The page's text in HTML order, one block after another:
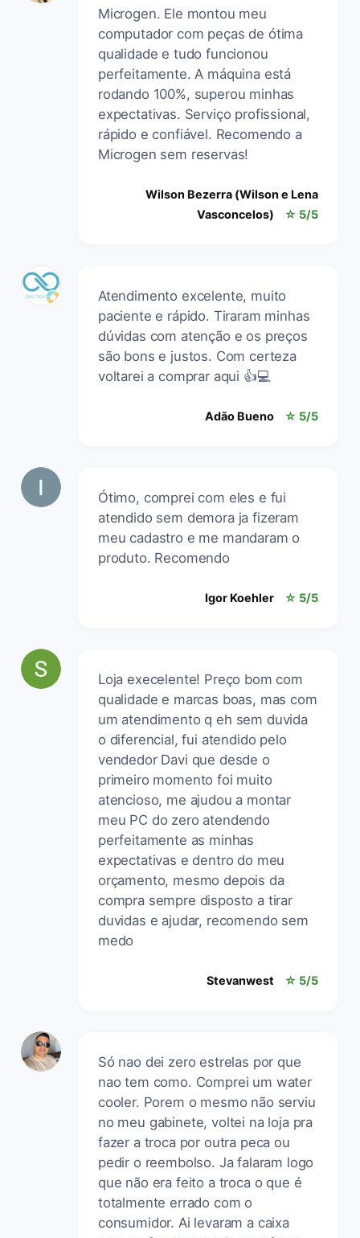
Microgen. Ele montou meu
computador com peças de ótima
qualidade e tudo funcionou
perfeitamente. A máquina está
rodando 100%, superou minhas
expectativas. Serviço profissional,
rápido e confiável. Recomendo a
Microgen sem reservas!
Wilson Bezerra (Wilson e Lena
Vasconcelos)
☆ 5/5
Atendimento excelente, muito
paciente e rápido. Tiraram minhas
dúvidas com atenção e os preços
são bons e justos. Com certeza
voltarei a comprar aqui 👍💻
Adão Bueno ☆ 5/5
Ótimo, comprei com eles e fui
atendido sem demora ja fizeram
meu cadastro e me mandaram o
produto. Recomendo
Igor Koehler ☆ 5/5
Loja execelente! Preço bom com
qualidade e marcas boas, mas com
um atendimento q eh sem duvida
o diferencial, fui atendido pelo
vendedor Davi que desde o
primeiro momento foi muito
atencioso, me ajudou a montar
meu PC do zero atendendo
perfeitamente as minhas
expectativas e dentro do meu
orçamento, mesmo depois da
compra sempre disposto a tirar
duvidas e ajudar, recomendo sem
medo
Stevanwest ☆ 5/5
Só nao dei zero estrelas por que
nao tem como. Comprei um water
cooler. Porem o mesmo não serviu
no meu gabinete, voltei na loja pra
fazer a troca por outra peca ou
pedir o reembolso. Ja falaram logo
que não era feito a troca o que é
totalmente errado com o
consumidor. Ai levaram a caixa